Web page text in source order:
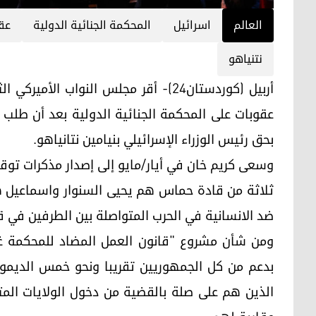
العالم اسرائيل المحكمة الجنائية الدولية
نتنياهو
أربيل (كوردستان24)- أقر مجلس
عقوبات على المحكمة الجنائية الدولية بعد أن
بحق رئيس الوزراء الإسرائيلي بنيامين نتانياهو.
وسعى كريم خان في أيار/مايو إلى إصدار مذكرات
ثلاثة من قادة حماس هم يحيى السنوار
ضد الانسانية في الحرب المتواصلة بين الطرفين
ومن شأن مشروع "قانون العمل المضاد للمحكمة
بدعم من كل الجمهوريين تقريبا ونحو خمس
الذين هم على صلة بالقضية من دخول الولايات